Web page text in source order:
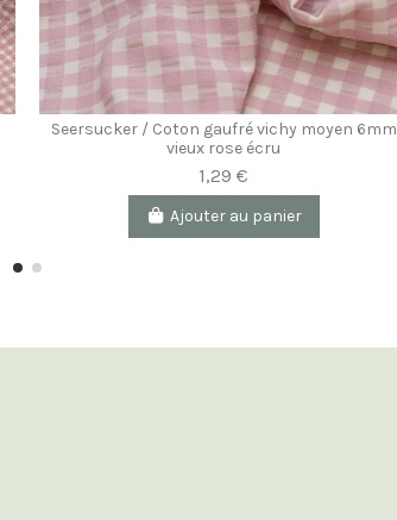
Seersucker / Coton gaufré vichy moyen 6mm
vieux rose écru
1,29 €
Ajouter au panier